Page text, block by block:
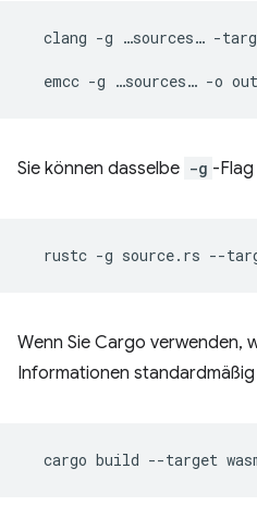
clang -g …sources… -
emcc -g …sources… -o
Sie können dasselbe -g -
rustc -g source.rs --
Wenn Sie Cargo verwenden,
Informationen
cargo build --target